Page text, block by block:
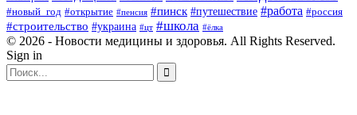
#новый_год #открытие #пенсия #пинск #путешествие #работа #россия
#строительство #украина #цт #школа #ёлка
© 2026 - Новости медицины и здоровья. All Rights Reserved.
Sign in